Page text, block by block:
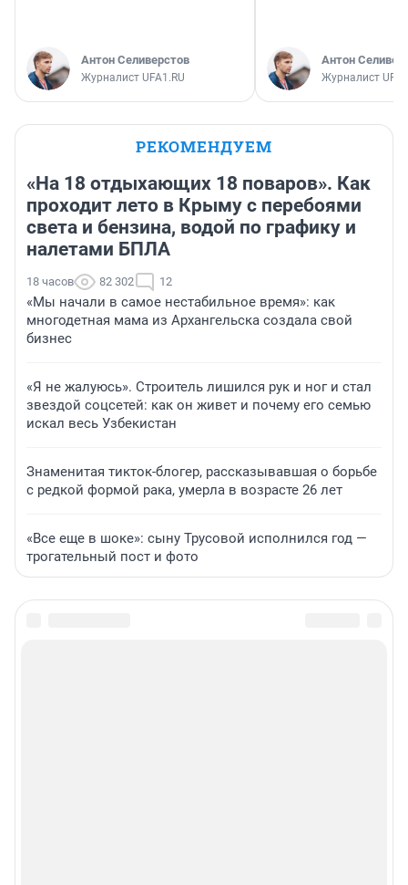
Антон Селиверстов
Журналист UFA1.RU
Антон
Журналист
РЕКОМЕНДУЕМ
«На 18 отдыхающих 18 поваров». Как
проходит лето в Крыму с перебоями
света и бензина, водой по графику и
налетами БПЛА
18 часов 82 302 12
«Мы начали в самое нестабильное время»: как
многодетная мама из Архангельска создала свой
бизнес
«Я не жалуюсь». Строитель лишился рук и ног и стал
звездой соцсетей: как он живет и почему его семью
искал весь Узбекистан
Знаменитая тикток-блогер, рассказывавшая о борьбе
с редкой формой рака, умерла в возрасте 26 лет
«Все еще в шоке»: сыну Трусовой исполнился год —
трогательный пост и фото